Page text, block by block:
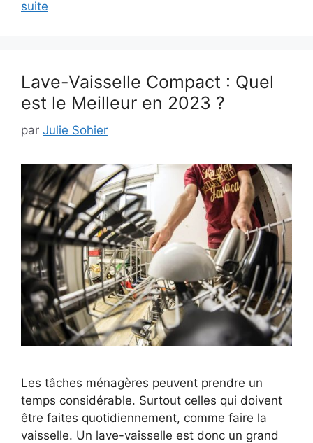
suite
Lave-Vaisselle Compact : Quel
est le Meilleur en 2023 ?
par Julie Sohier
Les tâches ménagères peuvent prendre un
temps considérable. Surtout celles qui doivent
être faites quotidiennement, comme faire la
vaisselle. Un lave-vaisselle est donc un grand